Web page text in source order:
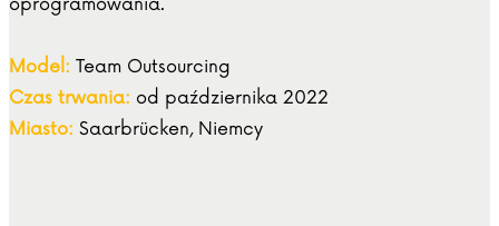
oprogramowania.
Model: Team Outsourcing
Czas trwania: od października 2022
Miasto: Saarbrücken, Niemcy